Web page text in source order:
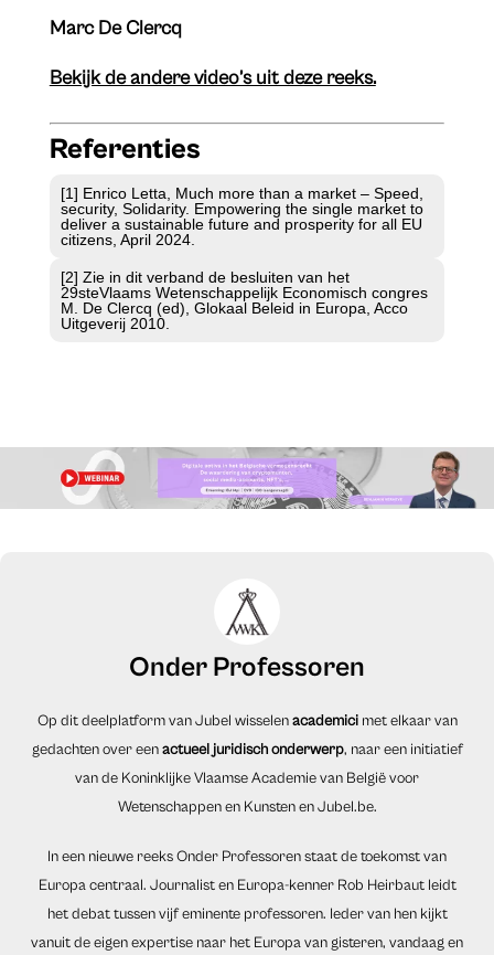
Marc De Clercq
Bekijk de andere video’s uit deze reeks.
Referenties
[1] Enrico Letta, Much more than a market – Speed,
security, Solidarity. Empowering the single market to
deliver a sustainable future and prosperity for all EU
citizens, April 2024.
[2] Zie in dit verband de besluiten van het
29steVlaams Wetenschappelijk Economisch congres
M. De Clercq (ed), Glokaal Beleid in Europa, Acco
Uitgeverij 2010.
Onder Professoren
Op dit deelplatform van Jubel wisselenacademicimet elkaar van
gedachten over eenactueel juridisch onderwerp, naar een initiatief
van de Koninklijke Vlaamse Academie van België voor
Wetenschappen en Kunsten en Jubel.be.
In een nieuwe reeks Onder Professoren staat de toekomst van
Europa centraal. Journalist en Europa-kenner Rob Heirbaut leidt
het debat tussen vijf eminente professoren. Ieder van hen kijkt
vanuit de eigen expertise naar het Europa van gisteren, vandaag en